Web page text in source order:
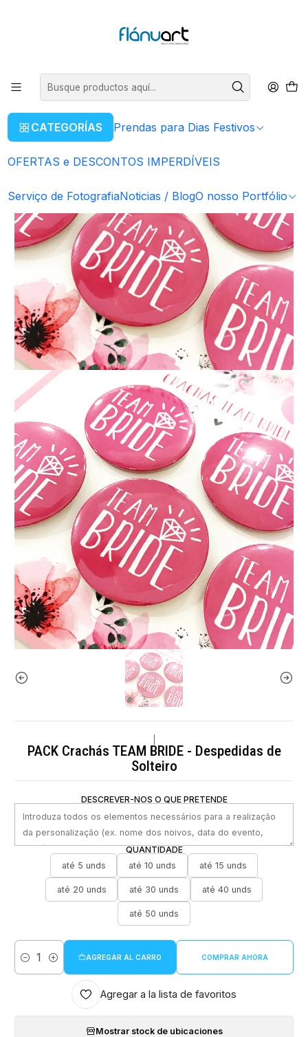
CATEGORÍAS Prendas para Dias Festivos
OFERTAS e DESCONTOS IMPERDÍVEIS
Serviço de FotografiaNoticias / BlogO nosso Portfólio
Artigos Personalizados
PACK Crachás TEAM BRIDE - Despedidas de
Solteiro
DESCREVER-NOS O QUE PRETENDE
QUANTIDADE
até 5 unds
até 10 unds até 15 unds
até 20 unds até 30 unds até 40 unds
até 50 unds
Cantidad
AGREGAR AL CARRO COMPRAR AHORA
Agregar a la lista de favoritos
Mostrar stock de ubicaciones